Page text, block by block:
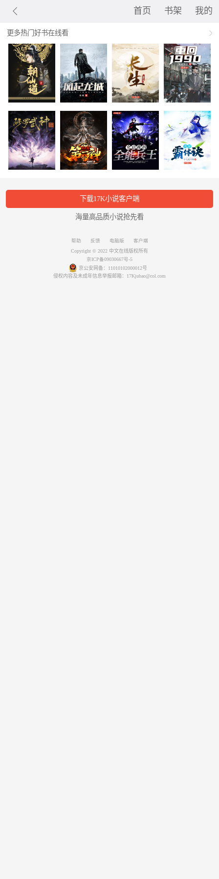
首页 书架 我的
更多热门好书在线看
下载17K小说客户端
海量高品质小说抢先看
帮助 反馈 电脑版
客户端
Copyright © 2022 中文在线版权所有
京ICP备09030667号-5
京公安网备：11010102000012号
侵权内容及未成年信息举报邮箱：17Kjubao@col.com